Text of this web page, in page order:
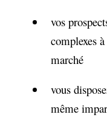
vos
complexes
marché
vous
même